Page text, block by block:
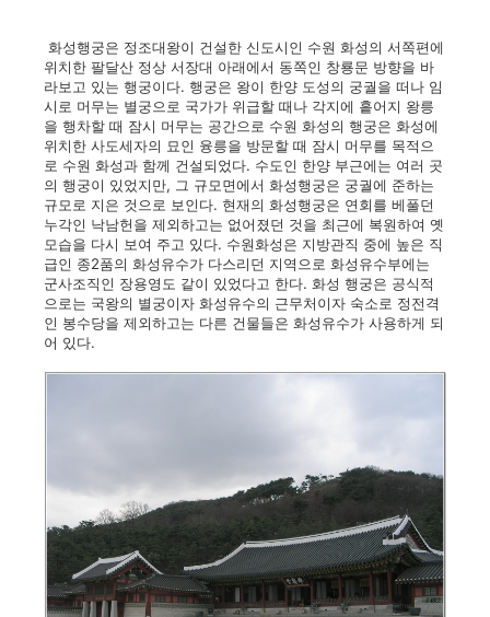
화성행궁은 정조대왕이 건설한 신도시인 수원 화성의 서쪽편에
위치한 팔달산 정상 서장대 아래에서 동쪽인 창룡문 방향을 바
라보고 있는 행궁이다. 행궁은 왕이 한양 도성의 궁궐을 떠나 임
시로 머무는 별궁으로 국가가 위급할 때나 각지에 흩어지 왕릉
을 행차할 때 잠시 머무는 공간으로 수원 화성의 행궁은 화성에
위치한 사도세자의 묘인 융릉을 방문할 때 잠시 머무를 목적으
로 수원 화성과 함께 건설되었다. 수도인 한양 부근에는 여러 곳
의 행궁이 있었지만, 그 규모면에서 화성행궁은 궁궐에 준하는
규모로 지은 것으로 보인다. 현재의 화성행궁은 연회를 베풀던
누각인 낙남헌을 제외하고는 없어졌던 것을 최근에 복원하여 옛
모습을 다시 보여 주고 있다. 수원화성은 지방관직 중에 높은 직
급인 종2품의 화성유수가 다스리던 지역으로 화성유수부에는
군사조직인 장용영도 같이 있었다고 한다. 화성 행궁은 공식적
으로는 국왕의 별궁이자 화성유수의 근무처이자 숙소로 정전격
인 봉수당을 제외하고는 다른 건물들은 화성유수가 사용하게 되
어 있다.